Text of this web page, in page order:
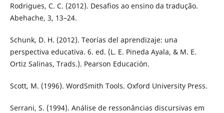
Rodrigues, C. C. (2012). Desafios ao ensino da tradução.
Abehache, 3, 13–24.
Schunk, D. H. (2012). Teorías del aprendizaje: una
perspectiva educativa. 6. ed. (L. E. Pineda Ayala, & M. E.
Ortiz Salinas, Trads.). Pearson Educación.
Scott, M. (1996). WordSmith Tools. Oxford University Press.
Serrani, S. (1994). Análise de ressonâncias discursivas em